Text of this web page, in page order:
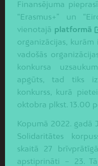
Finansējuma
“Erasmus+” un
vienotajā platformā
organizācijas, kurām
vadošās
konkursa
apgūts, tad tiks
konkurss, kurā
oktobra plkst. 13.00
Kopumā 2022. gadā
Solidaritātes
skaitā 27
apstiprināti – 23.